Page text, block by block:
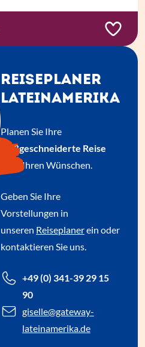
REISEPLANER
LATEINAMERIKA
Planen Sie Ihre
maßgeschneiderte Reise
nach Ihren Wünschen.
Geben Sie Ihre
Vorstellungen in
unseren Reiseplanerein oder
kontaktieren Sie uns.
+49 (0) 341-39 29 15
90
giselle@gateway-
lateinamerika.de